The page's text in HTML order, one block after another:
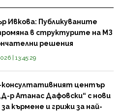
Ивкова: Публикуваните
в структурите на МЗ
решения
| 13:45:29
консултативният център
р Атанас Дафовски“ с нови
кърмене и грижи за най-